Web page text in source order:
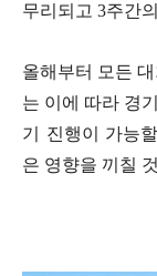
무리되고 3주간
올해부터 모든
는 이에 따라 경
기 진행이 가능
은 영향을 끼칠